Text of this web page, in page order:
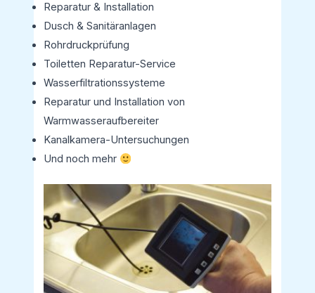
Reparatur & Installation
Dusch & Sanitäranlagen
Rohrdruckprüfung
Toiletten Reparatur-Service
Wasserfiltrationssysteme
Reparatur und Installation von
Warmwasseraufbereiter
Kanalkamera-Untersuchungen
Und noch mehr